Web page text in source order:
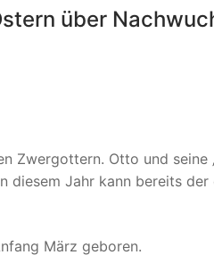
über
Zwergottern. Otto und seine
diesem Jahr kann bereits
März geboren.